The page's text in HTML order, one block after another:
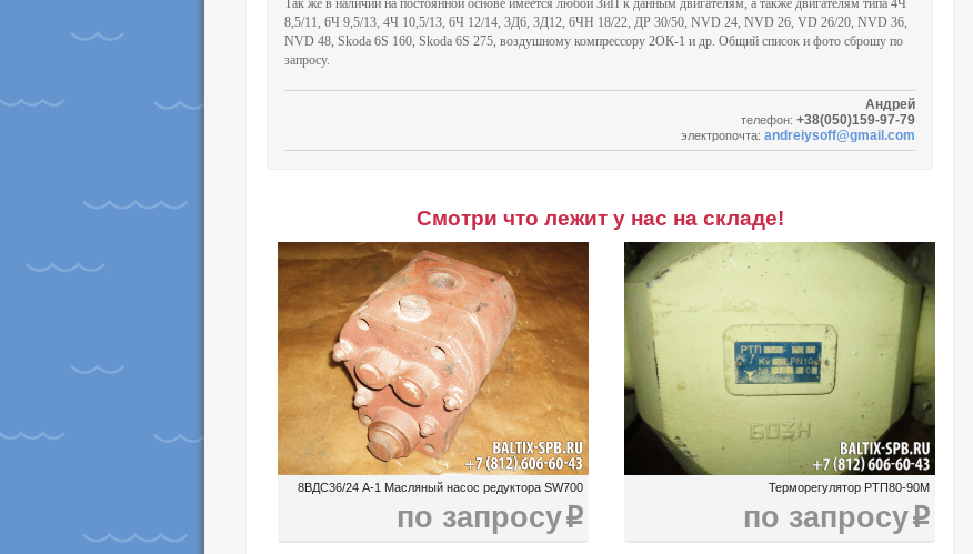
Так же в наличии на постоянной основе имеется любой ЗиП к данным двигателям, а также двигателям типа 4Ч
8,5/11, 6Ч 9,5/13, 4Ч 10,5/13, 6Ч 12/14, 3Д6, 3Д12, 6ЧН 18/22, ДР 30/50, NVD 24, NVD 26, VD 26/20, NVD 36,
NVD 48, Skoda 6S 160, Skoda 6S 275, воздушному компрессору 2ОК-1 и др. Общий список и фото сброшу по
запросу.
Андрей
телефон: +38(050)159-97-79
электропочта: andreiysoff@gmail.com
Смотри что лежит у нас на складе!
8ВДС36/24 А-1 Масляный насос редуктора SW700
по запросу i
Терморегулятор РТП80-90М
по запросу i